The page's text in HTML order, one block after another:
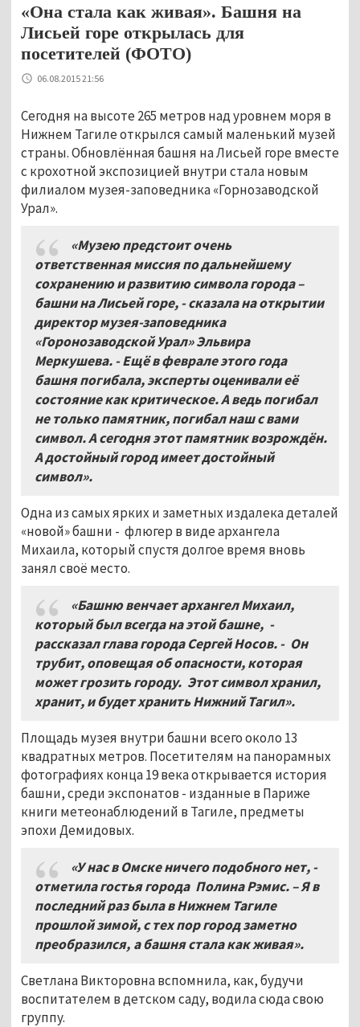
«Она стала как живая». Башня на
Лисьей горе открылась для
посетителей (ФОТО)
06.08.2015 21:56
Сегодня на высоте 265 метров над уровнем моря в
Нижнем Тагиле открылся самый маленький музей
страны. Обновлённая башня на Лисьей горе вместе
с крохотной экспозицией внутри стала новым
филиалом музея-заповедника «Горнозаводской
Урал».
«Музею предстоит очень
ответственная миссия по дальнейшему
сохранению и развитию символа города –
башни на Лисьей горе, - сказала на открытии
директор музея-заповедника
«Горонозаводской Урал» Эльвира
Меркушева. - Ещё в феврале этого года
башня погибала, эксперты оценивали её
состояние как критическое. А ведь погибал
не только памятник, погибал наш с вами
символ. А сегодня этот памятник возрождён.
А достойный город имеет достойный
символ».
Одна из самых ярких и заметных издалека деталей
«новой» башни - флюгер в виде архангела
Михаила, который спустя долгое время вновь
занял своё место.
«Башню венчает архангел Михаил,
который был всегда на этой башне, -
рассказал глава города Сергей Носов. - Он
трубит, оповещая об опасности, которая
может грозить городу. Этот символ хранил,
хранит, и будет хранить Нижний Тагил».
Площадь музея внутри башни всего около 13
квадратных метров. Посетителям на панорамных
фотографиях конца 19 века открывается история
башни, среди экспонатов - изданные в Париже
книги метеонаблюдений в Тагиле, предметы
эпохи Демидовых.
«У нас в Омске ничего подобного нет, -
отметила гостья города Полина Рэмис. – Я в
последний раз была в Нижнем Тагиле
прошлой зимой, с тех пор город заметно
преобразился, а башня стала как живая».
Светлана Викторовна вспомнила, как, будучи
воспитателем в детском саду, водила сюда свою
группу.